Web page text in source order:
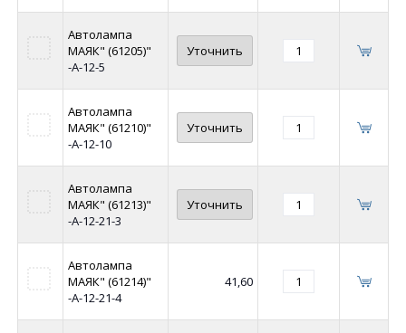
Автолампа
МАЯК" (61205)"
-А-12-5
Уточнить
Автолампа
МАЯК" (61210)"
-А-12-10
Уточнить
Автолампа
МАЯК" (61213)"
-А-12-21-3
Уточнить
Автолампа
МАЯК" (61214)"
-А-12-21-4
41,60